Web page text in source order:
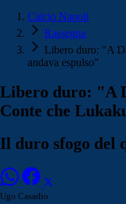
Calcio Napoli
Rassegna
Libero duro: "A
andava espulso"
Libero duro: "A
Conte che
Il duro sfogo del
Ugo Casadio